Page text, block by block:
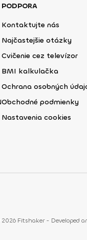
PODPORA
Kontaktujte nás
Najčastejšie otázky
Cvičenie cez televízor
BMI kalkulačka
Ochrana osobných
Obchodné podmienky
Nastavenia cookies
Fitshaker - Developed